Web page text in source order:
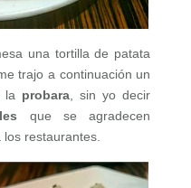
una tortilla de patata
trajo a continuación un
la probara, sin yo decir
que se agradecen
restaurantes.